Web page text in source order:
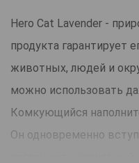
Hero Cat Lavender -
продукта гарантирует
животных, людей и
можно использовать
Комкующийся
Он одновременно